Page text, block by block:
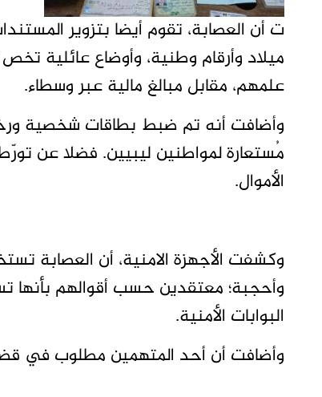
ت أن العصابة، تقوم أيضا بتزوير
ميلاد وأرقام وطنية، وأوضاع عائلية
علمهم، مقابل مبالغ مالية عبر وسطاء.
وأضافت أنه تم ضبط بطاقات شخصية
مُستعارة لمواطنين ليبيين. فضلا عن
الأموال.
وكشفت الأجهزة الامنية، أن العصابة
وأحجبة؛ معتقدين حسب أقوالهم
البوابات الأمنية.
وأضافت أن أحد المتهمين مطلوب في قضية سرقة